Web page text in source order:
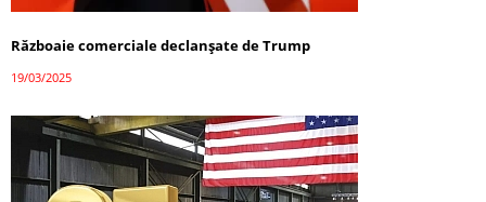
Războaie comerciale declanșate de Trump
19/03/2025